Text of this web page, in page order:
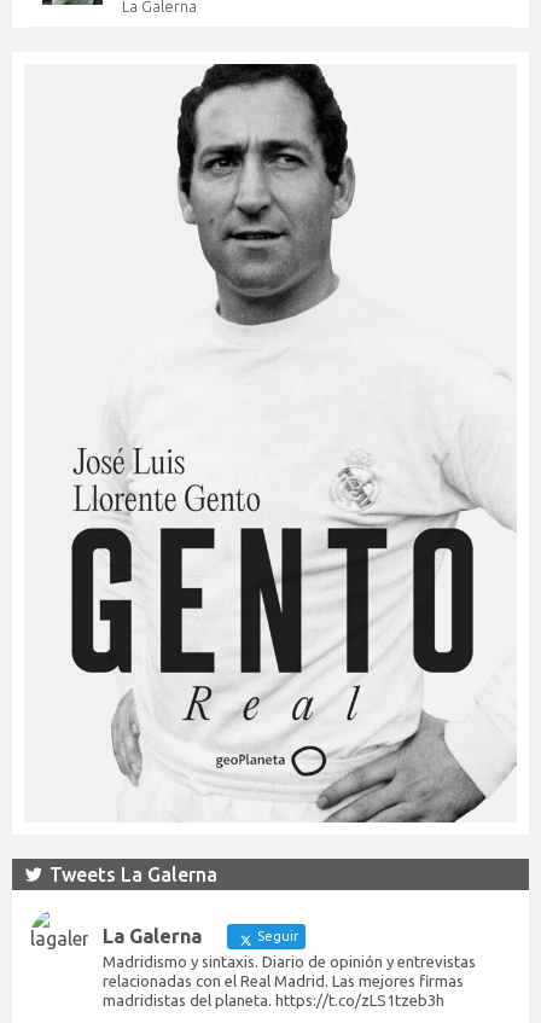
La Galerna
Tweets La Galerna
La Galerna Seguir
Madridismo y sintaxis. Diario de opinión y entrevistas
relacionadas con el Real Madrid. Las mejores firmas
madridistas del planeta. https://t.co/zLS1tzeb3h